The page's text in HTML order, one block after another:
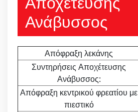
Ανάβυσσος
Απόφραξη λεκάνης
Συντηρήσεις Αποχέτευσης
Ανάβυσσος:
Απόφραξη κεντρικού φρεατίου με
πιεστικό